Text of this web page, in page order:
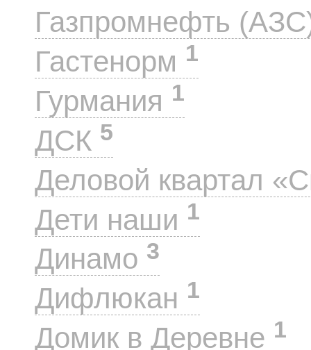
Газпромнефть
Гастенорм 1
Гурмания 1
ДСК 5
Деловой квартал
Дети наши 1
Динамо 3
Дифлюкан 1
Домик в Деревне 1